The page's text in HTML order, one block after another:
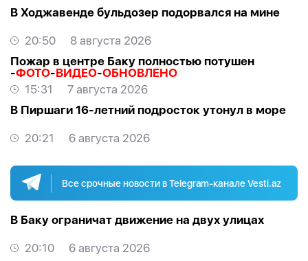
В Ходжавенде бульдозер подорвался на мине
20:50
8 августа 2026
Пожар в центре Баку полностью потушен
-ФОТО-ВИДЕО-ОБНОВЛЕНО
15:31
7 августа 2026
В Пиршаги 16-летний подросток утонул в море
20:21 6 августа 2026
Все срочные новости в Telegram-канале Vesti.az
В Баку ограничат движение на двух улицах
20:10
6 августа 2026